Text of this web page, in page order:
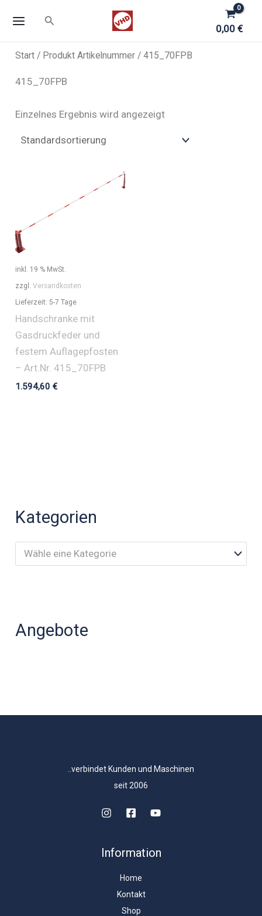
Inhalt
Suchen
0,00€
Kategorien
Wähle eine Kategorie
Angebote
Start / Produkt Artikelnummer / 415_70FPB
415_70FPB
Einzelnes Ergebnis wird angezeigt
inkl. 19 % MwSt.
zzgl.Versandkosten
Lieferzeit: 5-7 Tage
Handschranke mit
Gasdruckfeder und
festem Auflagepfosten
– Art.Nr. 415_70FPB
1.594,60€
..verbindet Kunden und Maschinen
seit 2006
Information
Home
Kontakt
Shop